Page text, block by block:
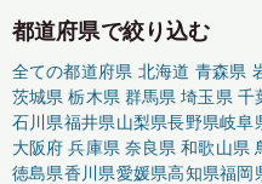
都道府県で絞り込む
全ての都道府県 北海道 青森県
茨城県 栃木県 群馬県 埼玉県 千
石川県福井県山梨県長野県岐阜
大阪府 兵庫県 奈良県 和歌山県
徳島県香川県愛媛県高知県福岡